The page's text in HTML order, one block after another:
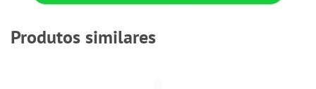
Produtos similares